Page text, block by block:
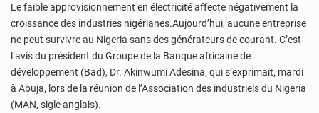
Le faible approvisionnement en électricité affecte négativement la
croissance des industries nigérianes.Aujourd’hui, aucune entreprise
ne peut survivre au Nigeria sans des générateurs de courant. C’est
l’avis du président du Groupe de la Banque africaine de
développement (Bad), Dr. Akinwumi Adesina, qui s’exprimait, mardi
à Abuja, lors de la réunion de l’Association des industriels du Nigeria
(MAN, sigle anglais).